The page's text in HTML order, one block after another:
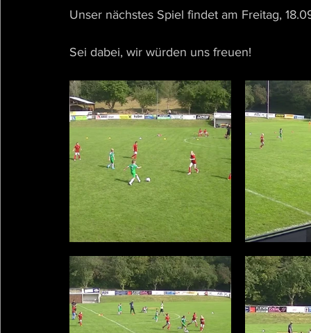
Unser nächstes Spiel findet am Freitag,
Sei dabei, wir würden uns freuen!